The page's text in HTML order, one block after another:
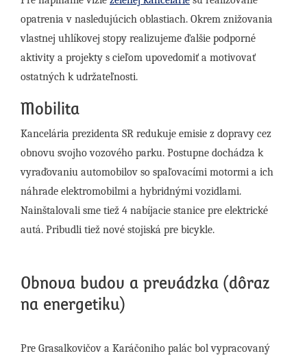
opatrenia v nasledujúcich oblastiach. Okrem znižovania
vlastnej uhlíkovej stopy realizujeme ďalšie podporné
aktivity a projekty s cieľom upovedomiť a motivovať
ostatných k udržateľnosti.
Mobilita
Kancelária prezidenta SR redukuje emisie z dopravy cez
obnovu svojho vozového parku. Postupne dochádza k
vyraďovaniu automobilov so spaľovacími motormi a ich
náhrade elektromobilmi a hybridnými vozidlami.
Nainštalovali sme tiež 4 nabíjacie stanice pre elektrické
autá. Pribudli tiež nové stojiská pre bicykle.
Obnova budov a prevádzka (dôraz
na energetiku)
Pre Grasalkovičov a Karáčoniho palác bol vypracovaný